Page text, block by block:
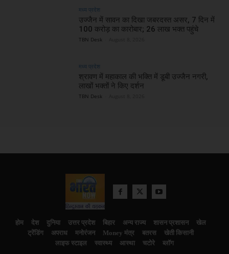
मध्य प्रदेश
उज्जैन में सावन का दिखा जबरदस्त असर, 7 दिन में
100 करोड़ का कारोबार; 26 लाख भक्त पहुंचे
TBN Desk
मध्य प्रदेश
श्रावण में महाकाल की भक्ति में डूबी उज्जैन नगरी,
लाखों भक्तों ने किए दर्शन
TBN Desk
होम देश दुनिया उत्तर प्रदेश बिहार अन्य राज्य शासन प्रशासन
खेल
ट्रेंडिंग
अपराध मनोरंजन Money मंत्र बतरस
खेती किसानी
लाइफ स्टाइल
स्वास्थ्य आस्था चटोरे ब्लॉग